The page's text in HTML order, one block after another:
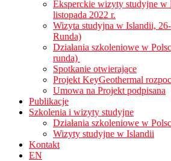
Eksperckie wizyty studyjne w
listopada 2022 r.
Wizyta studyjna w Islandii,
Runda)
Działania szkoleniowe w
runda)
Spotkanie otwierające
Projekt KeyGeothermal
Umowa na Projekt podpisana
Publikacje
Szkolenia i wizyty studyjne
Działania szkoleniowe w
Wizyty studyjne w Islandii
Kontakt
EN